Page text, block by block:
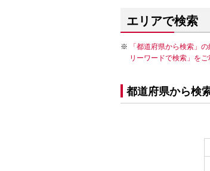
エリアで検索
「都道府県から検索」
リーワードで検索」をご
都道府県から検